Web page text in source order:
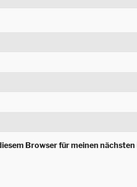
Browser für meinen